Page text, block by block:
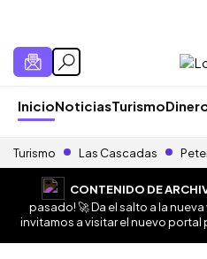
InicioNoticiasTurismo
Turismo Las Cascadas
CONTENIDO DE
pasado! 🚀 Da el salto a la
invitamos a visitar el nuevo